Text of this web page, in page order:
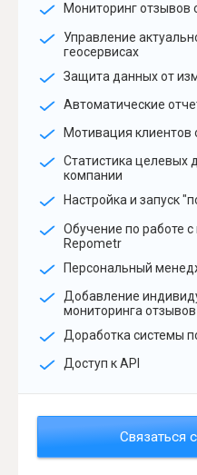
Мониторинг отзывов
Управление
геосервисах
Защита данных от
Автоматические
Мотивация клиентов
Статистика целевых
компании
Настройка и запуск
Обучение по работе
Repometr
Персональный
Добавление
мониторинга отзывов
Доработка системы
Доступ к API
Связаться